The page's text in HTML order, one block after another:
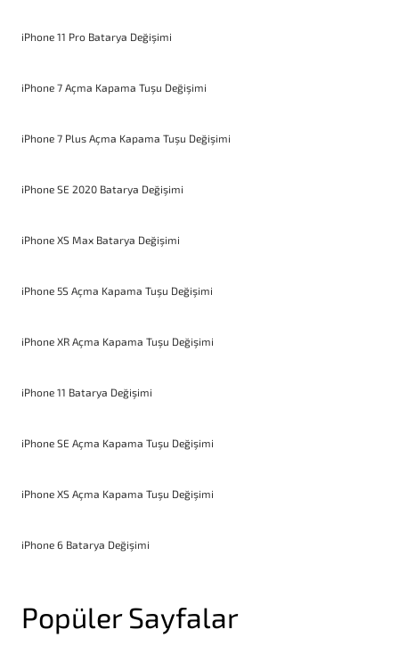
iPhone 11 Pro Batarya Değişimi
iPhone 7 Açma Kapama Tuşu Değişimi
iPhone 7 Plus Açma Kapama Tuşu Değişimi
iPhone SE 2020 Batarya Değişimi
iPhone XS Max Batarya Değişimi
iPhone 5S Açma Kapama Tuşu Değişimi
iPhone XR Açma Kapama Tuşu Değişimi
iPhone 11 Batarya Değişimi
iPhone SE Açma Kapama Tuşu Değişimi
iPhone XS Açma Kapama Tuşu Değişimi
iPhone 6 Batarya Değişimi
Popüler Sayfalar